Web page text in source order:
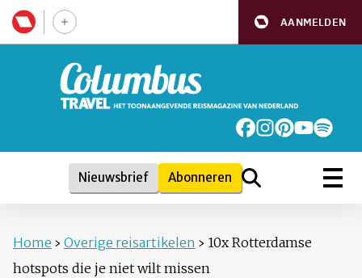
AANMELDEN
Nieuwsbrief Abonneren
Home › Overige reisartikelen › 10x Rotterdamse
hotspots die je niet wilt missen